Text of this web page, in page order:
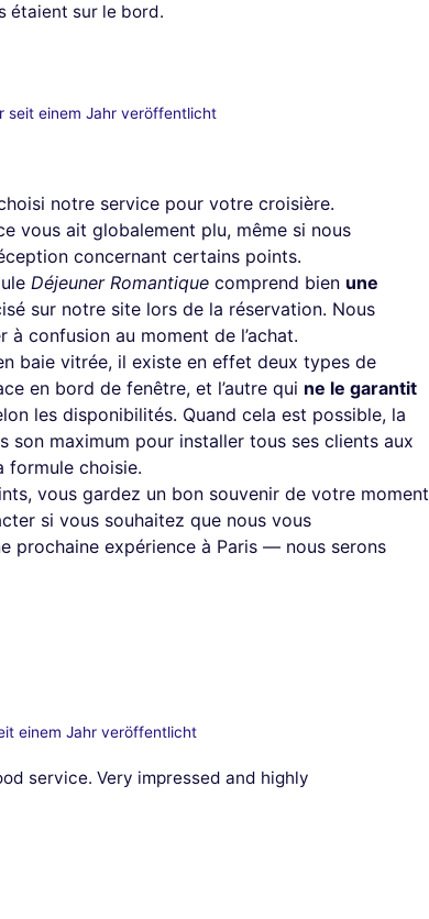
étaient sur le bord.
seit einem Jahr veröffentlicht
notre service pour votre croisière.
vous ait globalement plu, même si nous
concernant certains points.
Déjeuner Romantique comprend bien une
sur notre site lors de la réservation. Nous
confusion au moment de l’achat.
baie vitrée, il existe en effet deux types de
en bord de fenêtre, et l’autre qui ne le garantit
les disponibilités. Quand cela est possible, la
son maximum pour installer tous ses clients aux
formule choisie.
vous gardez un bon souvenir de votre moment
si vous souhaitez que nous vous
prochaine expérience à Paris — nous serons
einem Jahr veröffentlicht
service. Very impressed and highly